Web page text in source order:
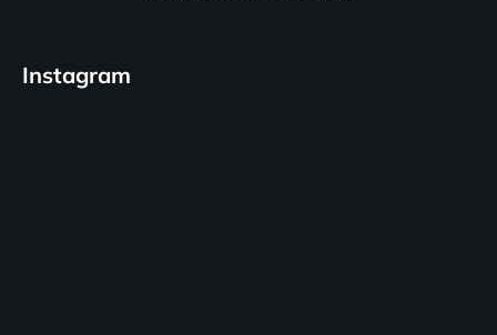
Instagram